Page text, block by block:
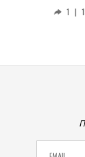
1 |